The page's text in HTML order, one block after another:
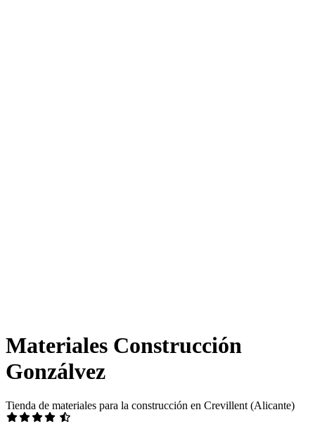
Materiales Construcción
Gonzálvez
Tienda de materiales para la construcción en Crevillent (Alicante)